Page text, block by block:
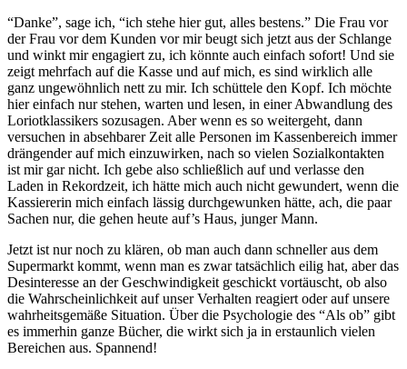
“Danke”, sage ich, “ich stehe hier gut, alles bestens.” Die Frau vor
der Frau vor dem Kunden vor mir beugt sich jetzt aus der Schlange
und winkt mir engagiert zu, ich könnte auch einfach sofort! Und sie
zeigt mehrfach auf die Kasse und auf mich, es sind wirklich alle
ganz ungewöhnlich nett zu mir. Ich schüttele den Kopf. Ich möchte
hier einfach nur stehen, warten und lesen, in einer Abwandlung des
Loriotklassikers sozusagen. Aber wenn es so weitergeht, dann
versuchen in absehbarer Zeit alle Personen im Kassenbereich immer
drängender auf mich einzuwirken, nach so vielen Sozialkontakten
ist mir gar nicht. Ich gebe also schließlich auf und verlasse den
Laden in Rekordzeit, ich hätte mich auch nicht gewundert, wenn die
Kassiererin mich einfach lässig durchgewunken hätte, ach, die paar
Sachen nur, die gehen heute auf’s Haus, junger Mann.
Jetzt ist nur noch zu klären, ob man auch dann schneller aus dem
Supermarkt kommt, wenn man es zwar tatsächlich eilig hat, aber das
Desinteresse an der Geschwindigkeit geschickt vortäuscht, ob also
die Wahrscheinlichkeit auf unser Verhalten reagiert oder auf unsere
wahrheitsgemäße Situation. Über die Psychologie des “Als ob” gibt
es immerhin ganze Bücher, die wirkt sich ja in erstaunlich vielen
Bereichen aus. Spannend!